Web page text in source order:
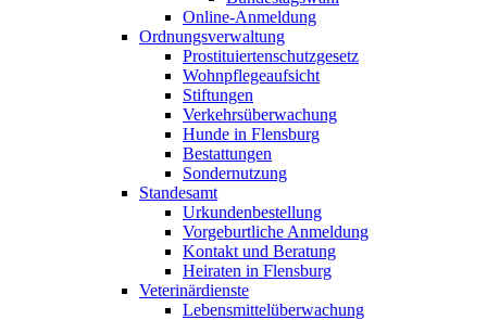
Online-Anmeldung
Ordnungsverwaltung
Prostituiertenschutzgesetz
Wohnpflegeaufsicht
Stiftungen
Verkehrsüberwachung
Hunde in Flensburg
Bestattungen
Sondernutzung
Standesamt
Urkundenbestellung
Vorgeburtliche Anmeldung
Kontakt und Beratung
Heiraten in Flensburg
Veterinärdienste
Lebensmittelüberwachung